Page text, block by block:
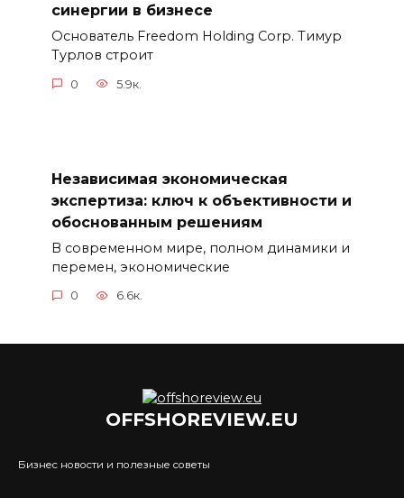
синергии в бизнесе
Основатель Freedom Holding Corp. Тимур
Турлов строит
0 5.9к.
Независимая экономическая
экспертиза: ключ к объективности и
обоснованным решениям
В современном мире, полном динамики и
перемен, экономические
0 6.6к.
OFFSHOREVIEW.EU
Бизнес новости и полезные советы